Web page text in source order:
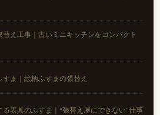
え工事｜古いミニキッチンをコンパクト
ま｜絵柄ふすまの張替え
表具のふすま｜“張替え屋にできない”仕事